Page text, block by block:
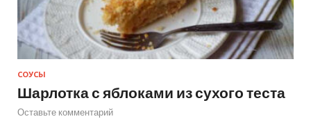
СОУСЫ
Шарлотка с яблоками из сухого теста
Оставьте комментарий